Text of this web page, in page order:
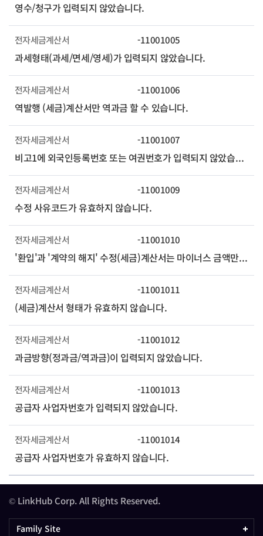
영수/청구가 입력되지 않았습니다.
전자세금계산서 -11001005
과세형태(과세/면세/영세)가 입력되지 않았습니다.
전자세금계산서 -11001006
역발행 (세금)계산서만 역과금 할 수 있습니다.
전자세금계산서 -11001007
비고1에 외국인등록번호 또는 여권번호가 입력되지 않았습니다.
전자세금계산서 -11001009
수정 사유코드가 유효하지 않습니다.
전자세금계산서 -11001010
'환입'과 '계약의 해지' 수정(세금)계산서는 마이너스 금액만 입력할 수 있습니다.
전자세금계산서 -11001011
(세금)계산서 형태가 유효하지 않습니다.
전자세금계산서 -11001012
과금방향(정과금/역과금)이 입력되지 않았습니다.
전자세금계산서 -11001013
공급자 사업자번호가 입력되지 않았습니다.
전자세금계산서 -11001014
공급자 사업자번호가 유효하지 않습니다.
© LinkHub Corp. All Rights Reserved.
Family Site